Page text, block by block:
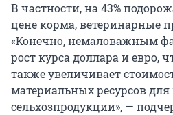
В частности, на 43%
цене корма, ветеринарные
«Конечно, немаловажным
рост курса доллара и евро,
также увеличивает
материальных ресурсов для
сельхозпродукции», —